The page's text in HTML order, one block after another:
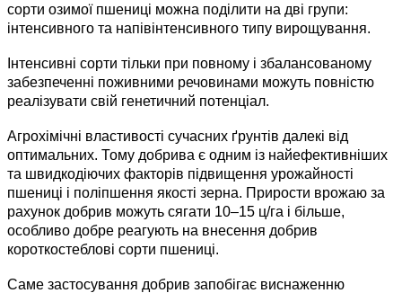
сорти озимої пшениці можна поділити на дві групи:
інтенсивного та напівінтенсивного типу вирощування.
Інтенсивні сорти тільки при повному і збалансованому
забезпеченні поживними речовинами можуть повністю
реалізувати свій генетичний потенціал.
Агрохімічні властивості сучасних ґрунтів далекі від
оптимальних. Тому добрива є одним із найефективніших
та швидкодіючих факторів підвищення урожайності
пшениці і поліпшення якості зерна. Прирости врожаю за
рахунок добрив можуть сягати 10–15 ц/га і більше,
особливо добре реагують на внесення добрив
короткостеблові сорти пшениці.
Саме застосування добрив запобігає виснаженню